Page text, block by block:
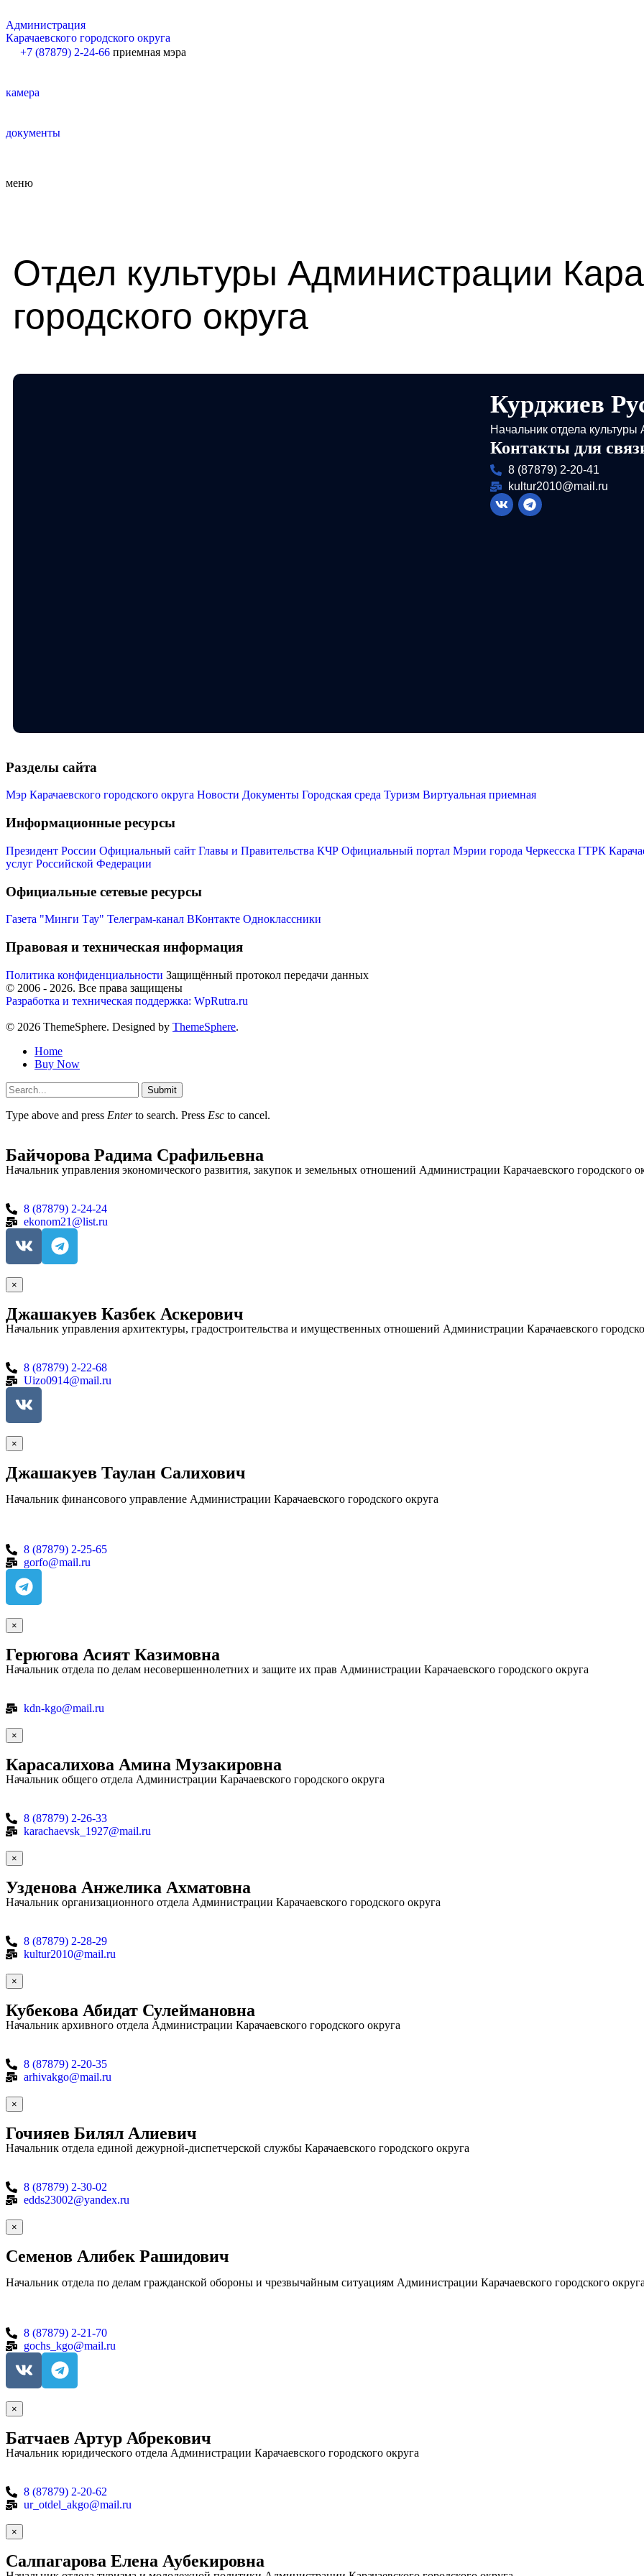
Администрация
Карачаевского городского округа
+7 (87879) 2-24-66 приемная мэра
камера
документы
меню
Отдел культуры Администрации
городского округа
Курджиев
Начальник отдела культуры
Контакты для
8 (87879) 2-20-41
kultur2010@mail.ru
Разделы сайта
Мэр Карачаевского городского округа Новости Документы Городская среда Туризм Виртуальная приемная
Информационные ресурсы
Президент России Официальный сайт Главы и Правительства КЧР Официальный портал Мэрии города Черкесска ГТРК
услуг Российской Федерации
Официальные сетевые ресурсы
Газета "Минги Тау" Телеграм-канал ВКонтакте Одноклассники
Правовая и техническая информация
Политика конфиденциальности Защищённый протокол передачи данных
© 2006 - 2026. Все права защищены
Разработка и техническая поддержка: WpRutra.ru
© 2026 ThemeSphere. Designed by ThemeSphere.
Home
Buy Now
Submit
Type above and press Enterto search. Press Esc to cancel.
Байчорова Радима Срафильевна
Начальник управления экономического развития, закупок и земельных отношений Администрации Карачаевского городского
8 (87879) 2-24-24
ekonom21@list.ru
×
Джашакуев Казбек Аскерович
Начальник управления архитектуры, градостроительства и имущественных отношений Администрации Карачаевского
8 (87879) 2-22-68
Uizo0914@mail.ru
×
Джашакуев Таулан Салихович
Начальник финансового управление Администрации Карачаевского городского округа
8 (87879) 2-25-65
gorfo@mail.ru
×
Герюгова Асият Казимовна
Начальник отдела по делам несовершеннолетних и защите их прав Администрации Карачаевского городского округа
kdn-kgo@mail.ru
×
Карасалихова Амина Музакировна
Начальник общего отдела Администрации Карачаевского городского округа
8 (87879) 2-26-33
karachaevsk_1927@mail.ru
×
Узденова Анжелика Ахматовна
Начальник организационного отдела Администрации Карачаевского городского округа
8 (87879) 2-28-29
kultur2010@mail.ru
×
Кубекова Абидат Сулеймановна
Начальник архивного отдела Администрации Карачаевского городского округа
8 (87879) 2-20-35
arhivakgo@mail.ru
×
Гочияев Билял Алиевич
Начальник отдела единой дежурной-диспетчерской службы Карачаевского городского округа
8 (87879) 2-30-02
edds23002@yandex.ru
×
Семенов Алибек Рашидович
Начальник отдела по делам гражданской обороны и чрезвычайным ситуациям Администрации Карачаевского городского округа
8 (87879) 2-21-70
gochs_kgo@mail.ru
×
Батчаев Артур Абрекович
Начальник юридического отдела Администрации Карачаевского городского округа
8 (87879) 2-20-62
ur_otdel_akgo@mail.ru
×
Салпагарова Елена Аубекировна